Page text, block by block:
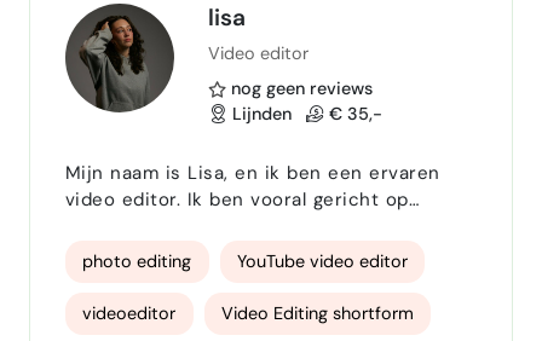
lisa
Video editor
nog geen reviews
Lijnden
€ 35,-
Mijn naam is Lisa, en ik ben een ervaren
video editor. Ik ben vooral gericht op
stage met flowburo meerdere professionele
aftermovies geschoten/ge-edit. Ik zorg
ervoor dat jouw ruwe beelden veranderen
in een strakke edit, precies zoals jij het wilt.
photo editing YouTube video editor
videoeditor Video Editing shortform